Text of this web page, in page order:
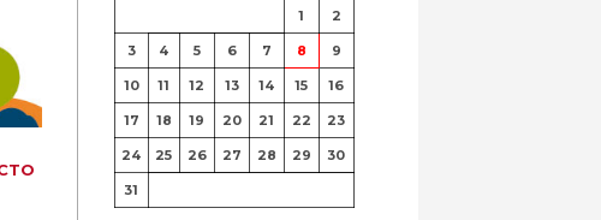
1 2
3 4 5 6 7 8 9
10 11 12 13 14 15 16
17 18 19 20 21 22 23
24 25 26 27 28 29 30
31